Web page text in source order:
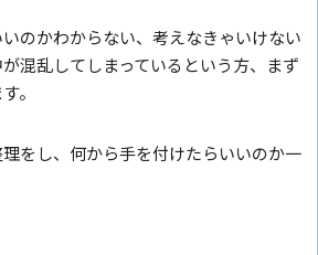
のかわからない、考えなきゃいけない
混乱してしまっているという方、まず
。
をし、何から手を付けたらいいのか一